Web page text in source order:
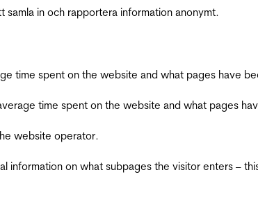
in och rapportera information anonymt.
time spent on the website and what pages have
time spent on the website and what pages
website operator.
information on what subpages the visitor enters –